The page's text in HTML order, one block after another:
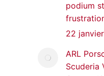
podium
22
ARL
Scuderia